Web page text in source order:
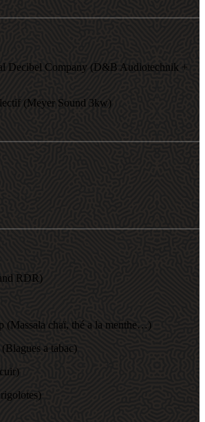
Decibel Company (D&B Audiotechnik +
(Meyer Sound 3kw)
RDR)
(Massala chaï, thé a la menthe…)
a tabac)